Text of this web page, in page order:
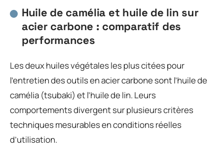
Huile de camélia et huile de lin sur
acier carbone : comparatif des
performances
Les deux huiles végétales les plus citées pour
l’entretien des outils en acier carbone sont l’huile de
camélia (tsubaki) et l’huile de lin. Leurs
comportements divergent sur plusieurs critères
techniques mesurables en conditions réelles
d’utilisation.